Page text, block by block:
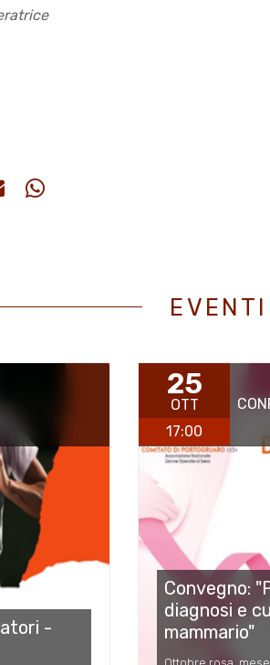
-
25
OTT
17:00
Convegno:
diagnosi e
mammario"